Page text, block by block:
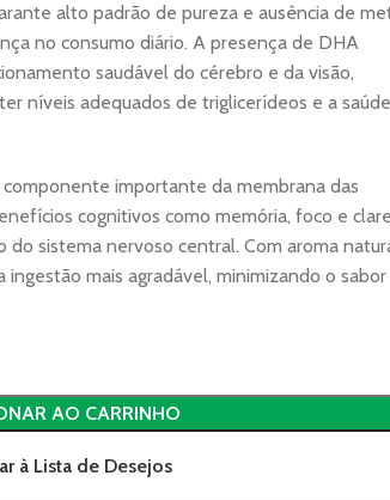
alto padrão de pureza e ausência de
no consumo diário. A presença de DHA
saudável do cérebro e da visão,
níveis adequados de triglicerídeos e a
importante da membrana das
cognitivos como memória, foco e
sistema nervoso central. Com aroma
mais agradável, minimizando o sabor
AO CARRINHO
à Lista de Desejos